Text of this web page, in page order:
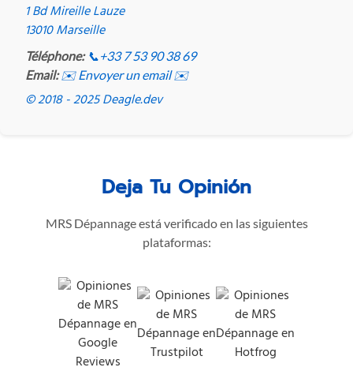
1 Bd Mireille Lauze
13010 Marseille
Téléphone: 📞 +33 7 53 90 38 69
Email: ✉️ Envoyer un email ✉️
© 2018 - 2025 Deagle.dev
Deja Tu Opinión
MRS Dépannage está verificado en las siguientes
plataformas: